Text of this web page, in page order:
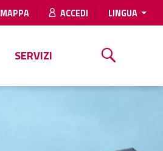
MAPPA ACCEDI LINGUA
SERVIZI